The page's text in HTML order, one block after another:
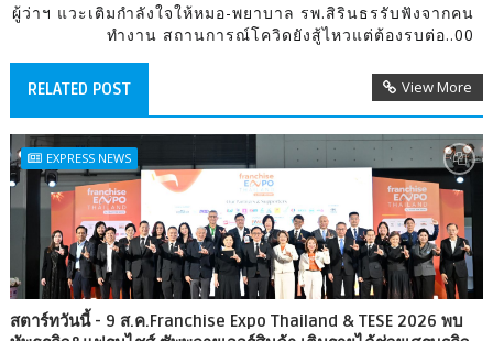
ผู้ว่าฯ แวะเติมกำลังใจให้หมอ-พยาบาล รพ.สิรินธรรับฟังจากคน
ทำงาน สถานการณ์โควิดยังสู้ไหวแต่ต้องรบต่อ..00
RELATED POST View More
EXPRESS NEWS
สตาร์ทวันนี้ - 9 ส.ค.Franchise Expo Thailand & TESE 2026 พบ